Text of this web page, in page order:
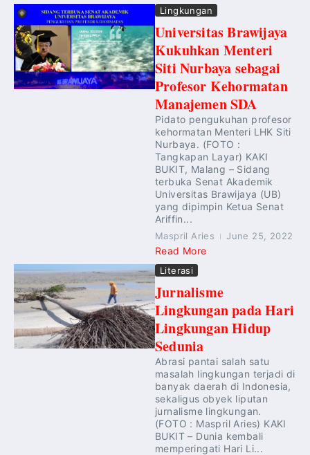
Lingkungan
Universitas Brawijaya
Kukuhkan Menteri
Siti Nurbaya sebagai
Profesor Kehormatan
Manajemen SDA
Pidato pengukuhan profesor
kehormatan Menteri LHK Siti
Nurbaya. (FOTO :
Tangkapan Layar) KAKI
BUKIT, Malang – Sidang
terbuka Senat Akademik
Universitas Brawijaya (UB)
yang dipimpin Ketua Senat
Ariffin...
Maspril Aries June 25, 2022
Read More
Literasi
Jurnalisme
Lingkungan pada Hari
Lingkungan Hidup
Sedunia
Abrasi pantai salah satu
masalah lingkungan terjadi di
banyak daerah di Indonesia,
sekaligus obyek liputan
jurnalisme lingkungan.
(FOTO : Maspril Aries) KAKI
BUKIT – Dunia kembali
memperingati Hari Li...